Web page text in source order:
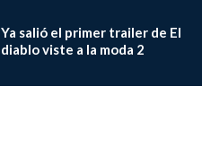
Ya salió el primer trailer de El
diablo viste a la moda 2